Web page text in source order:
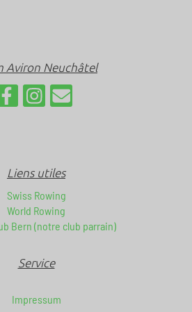
Aviron Neuchâtel
Liens utiles
Swiss Rowing
World Rowing
Bern (notre club parrain)
Service
Impressum